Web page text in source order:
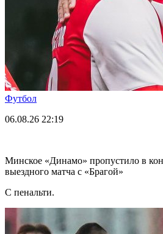
Футбол
06.08.26 22:19
Минское «Динамо» пропустило в
выездного матча с «Брагой»
С пенальти.